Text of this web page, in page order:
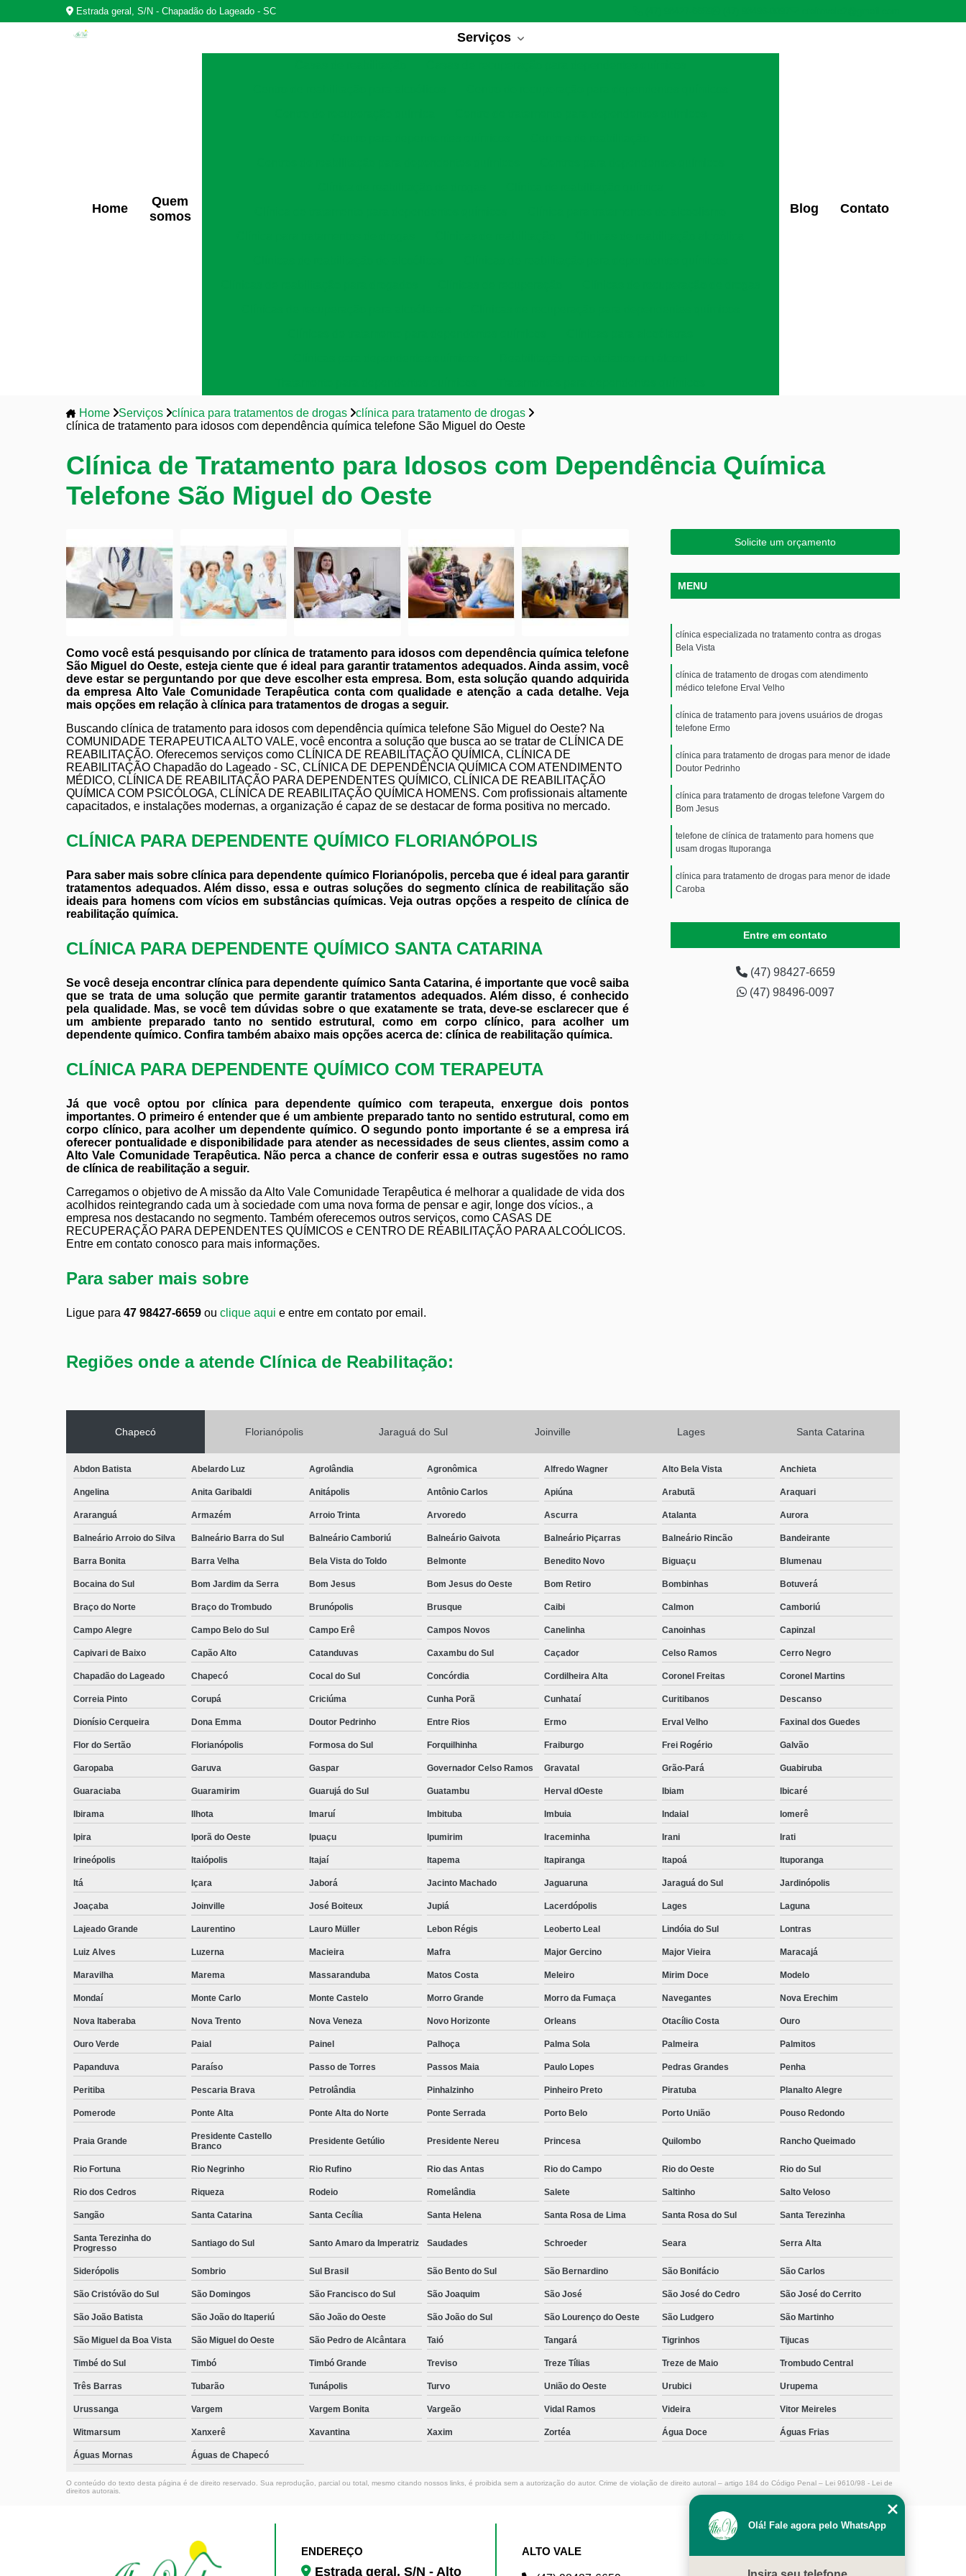
Estrada geral, S/N - Chapadão do Lageado - SC
Home
Quem
somos
Serviços
Blog Contato
Home Serviços clínica para tratamentos de drogas
clínica para tratamento de drogas
clínica de tratamento para idosos com dependência química telefone São Miguel do Oeste
Clínica de Tratamento para Idosos com Dependência Química
Telefone São Miguel do Oeste
Como você está pesquisando por clínica de tratamento para idosos com dependência química telefone
São Miguel do Oeste, esteja ciente que é ideal para garantir tratamentos adequados. Ainda assim, você
deve estar se perguntando por que deve escolher esta empresa. Bom, esta solução quando adquirida
da empresa Alto Vale Comunidade Terapêutica conta com qualidade e atenção a cada detalhe. Veja
mais opções em relação à clínica para tratamentos de drogas a seguir.
Buscando clínica de tratamento para idosos com dependência química telefone São Miguel do Oeste? Na
COMUNIDADE TERAPEUTICA ALTO VALE, você encontra a solução que busca ao se tratar de CLÍNICA DE
REABILITAÇÃO. Oferecemos serviços como CLÍNICA DE REABILITAÇÃO QUÍMICA, CLÍNICA DE
REABILITAÇÃO Chapadão do Lageado - SC, CLÍNICA DE DEPENDÊNCIA QUÍMICA COM ATENDIMENTO
MÉDICO, CLÍNICA DE REABILITAÇÃO PARA DEPENDENTES QUÍMICO, CLÍNICA DE REABILITAÇÃO
QUÍMICA COM PSICÓLOGA, CLÍNICA DE REABILITAÇÃO QUÍMICA HOMENS. Com profissionais altamente
capacitados, e instalações modernas, a organização é capaz de se destacar de forma positiva no mercado.
CLÍNICA PARA DEPENDENTE QUÍMICO FLORIANÓPOLIS
Para saber mais sobre clínica para dependente químico Florianópolis, perceba que é ideal para garantir
tratamentos adequados. Além disso, essa e outras soluções do segmento clínica de reabilitação são
ideais para homens com vícios em substâncias químicas. Veja outras opções a respeito de clínica de
reabilitação química.
CLÍNICA PARA DEPENDENTE QUÍMICO SANTA CATARINA
Se você deseja encontrar clínica para dependente químico Santa Catarina, é importante que você saiba
que se trata de uma solução que permite garantir tratamentos adequados. Além disso, é conhecido
pela qualidade. Mas, se você tem dúvidas sobre o que exatamente se trata, deve-se esclarecer que é
um ambiente preparado tanto no sentido estrutural, como em corpo clínico, para acolher um
dependente químico. Confira também abaixo mais opções acerca de: clínica de reabilitação química.
CLÍNICA PARA DEPENDENTE QUÍMICO COM TERAPEUTA
Já que você optou por clínica para dependente químico com terapeuta, enxergue dois pontos
importantes. O primeiro é entender que é um ambiente preparado tanto no sentido estrutural, como em
corpo clínico, para acolher um dependente químico. O segundo ponto importante é se a empresa irá
oferecer pontualidade e disponibilidade para atender as necessidades de seus clientes, assim como a
Alto Vale Comunidade Terapêutica. Não perca a chance de conferir essa e outras sugestões no ramo
de clínica de reabilitação a seguir.
Carregamos o objetivo de A missão da Alto Vale Comunidade Terapêutica é melhorar a qualidade de vida dos
acolhidos reintegrando cada um à sociedade com uma nova forma de pensar e agir, longe dos vícios., a
empresa nos destacando no segmento. Também oferecemos outros serviços, como CASAS DE
RECUPERAÇÃO PARA DEPENDENTES QUÍMICOS e CENTRO DE REABILITAÇÃO PARA ALCOÓLICOS.
Entre em contato conosco para mais informações.
Para saber mais sobre
Ligue para 47 98427-6659 ou clique aqui e entre em contato por email.
Solicite um orçamento
MENU
clínica especializada no tratamento contra as drogas
Bela Vista
clínica de tratamento de drogas com atendimento
médico telefone Erval Velho
clínica de tratamento para jovens usuários de drogas
telefone Ermo
clínica para tratamento de drogas para menor de idade
Doutor Pedrinho
clínica para tratamento de drogas telefone Vargem do
Bom Jesus
telefone de clínica de tratamento para homens que
usam drogas Ituporanga
clínica para tratamento de drogas para menor de idade
Caroba
masculino Estrada Nova
acolhimento masculino Jacinto Machado
telefone de clínica para tratamento para dependente de
Entre em contato
(47) 98427-6659
(47) 98496-0097
Regiões onde a atende Clínica de Reabilitação:
Chapecó Florianópolis Jaraguá do Sul Joinville Lages Santa Catarina
Abdon Batista Abelardo Luz Agrolândia Agronômica Alfredo Wagner Alto Bela Vista Anchieta
Angelina Anita Garibaldi Anitápolis Antônio Carlos Apiúna Arabutã Araquari
Araranguá Armazém Arroio Trinta Arvoredo Ascurra Atalanta Aurora
Balneário Arroio do Silva Balneário Barra do Sul Balneário Camboriú Balneário Gaivota Balneário Piçarras Balneário Rincão Bandeirante
Barra Bonita Barra Velha Bela Vista do Toldo Belmonte Benedito Novo Biguaçu Blumenau
Bocaina do Sul Bom Jardim da Serra Bom Jesus Bom Jesus do Oeste Bom Retiro Bombinhas Botuverá
Braço do Norte Braço do Trombudo Brunópolis Brusque Caibi Calmon Camboriú
Campo Alegre Campo Belo do Sul Campo Erê Campos Novos Canelinha Canoinhas Capinzal
Capivari de Baixo Capão Alto Catanduvas Caxambu do Sul Caçador Celso Ramos Cerro Negro
Chapadão do Lageado Chapecó Cocal do Sul Concórdia Cordilheira Alta Coronel Freitas Coronel Martins
Correia Pinto Corupá Criciúma Cunha Porã Cunhataí Curitibanos Descanso
Dionísio Cerqueira Dona Emma Doutor Pedrinho Entre Rios Ermo Erval Velho Faxinal dos Guedes
Flor do Sertão Florianópolis Formosa do Sul Forquilhinha Fraiburgo Frei Rogério Galvão
Garopaba Garuva Gaspar Governador Celso Ramos Gravatal Grão-Pará Guabiruba
Guaraciaba Guaramirim Guarujá do Sul Guatambu Herval dOeste Ibiam Ibicaré
Ibirama Ilhota Imaruí Imbituba Imbuia Indaial Iomerê
Ipira Iporã do Oeste Ipuaçu Ipumirim Iraceminha Irani Irati
Irineópolis Itaiópolis Itajaí Itapema Itapiranga Itapoá Ituporanga
Itá Içara Jaborá Jacinto Machado Jaguaruna Jaraguá do Sul Jardinópolis
Joaçaba Joinville José Boiteux Jupiá Lacerdópolis Lages Laguna
Lajeado Grande Laurentino Lauro Müller Lebon Régis Leoberto Leal Lindóia do Sul Lontras
Luiz Alves Luzerna Macieira Mafra Major Gercino Major Vieira Maracajá
Maravilha Marema Massaranduba Matos Costa Meleiro Mirim Doce Modelo
Mondaí Monte Carlo Monte Castelo Morro Grande Morro da Fumaça Navegantes Nova Erechim
Nova Itaberaba Nova Trento Nova Veneza Novo Horizonte Orleans Otacílio Costa Ouro
Ouro Verde Paial Painel Palhoça Palma Sola Palmeira Palmitos
Papanduva Paraíso Passo de Torres Passos Maia Paulo Lopes Pedras Grandes Penha
Peritiba Pescaria Brava Petrolândia Pinhalzinho Pinheiro Preto Piratuba Planalto Alegre
Pomerode Ponte Alta Ponte Alta do Norte Ponte Serrada Porto Belo Porto União Pouso Redondo
Praia Grande
Presidente Castello
Branco
Presidente Getúlio Presidente Nereu Princesa Quilombo Rancho Queimado
Rio Fortuna Rio Negrinho Rio Rufino Rio das Antas Rio do Campo Rio do Oeste Rio do Sul
Rio dos Cedros Riqueza Rodeio Romelândia Salete Saltinho Salto Veloso
Sangão Santa Catarina Santa Cecília Santa Helena Santa Rosa de Lima Santa Rosa do Sul Santa Terezinha
Santa Terezinha do
Progresso
Santiago do Sul Santo Amaro da Imperatriz Saudades Schroeder Seara Serra Alta
Siderópolis Sombrio Sul Brasil São Bento do Sul São Bernardino São Bonifácio São Carlos
São Cristóvão do Sul São Domingos São Francisco do Sul São Joaquim São José São José do Cedro São José do Cerrito
São João Batista São João do Itaperiú São João do Oeste São João do Sul São Lourenço do Oeste São Ludgero São Martinho
São Miguel da Boa Vista São Miguel do Oeste São Pedro de Alcântara Taió Tangará Tigrinhos Tijucas
Timbé do Sul Timbó Timbó Grande Treviso Treze Tílias Treze de Maio Trombudo Central
Três Barras Tubarão Tunápolis Turvo União do Oeste Urubici Urupema
Urussanga Vargem Vargem Bonita Vargeão Vidal Ramos Videira Vitor Meireles
Witmarsum Xanxerê Xavantina Xaxim Zortéa Água Doce Águas Frias
Águas Mornas Águas de Chapecó
O conteúdo do texto desta página é de direito reservado. Sua reprodução, parcial ou total, mesmo citando nossos links, é proibida sem a autorização do autor. Crime de violação de direito autoral – artigo 184 do Código Penal – Lei 9610/98 - Lei de
direitos autorais
ENDEREÇO
Estrada geral, S/N - Alto
ALTO VALE
HOME
Olá! Fale agora pelo WhatsApp